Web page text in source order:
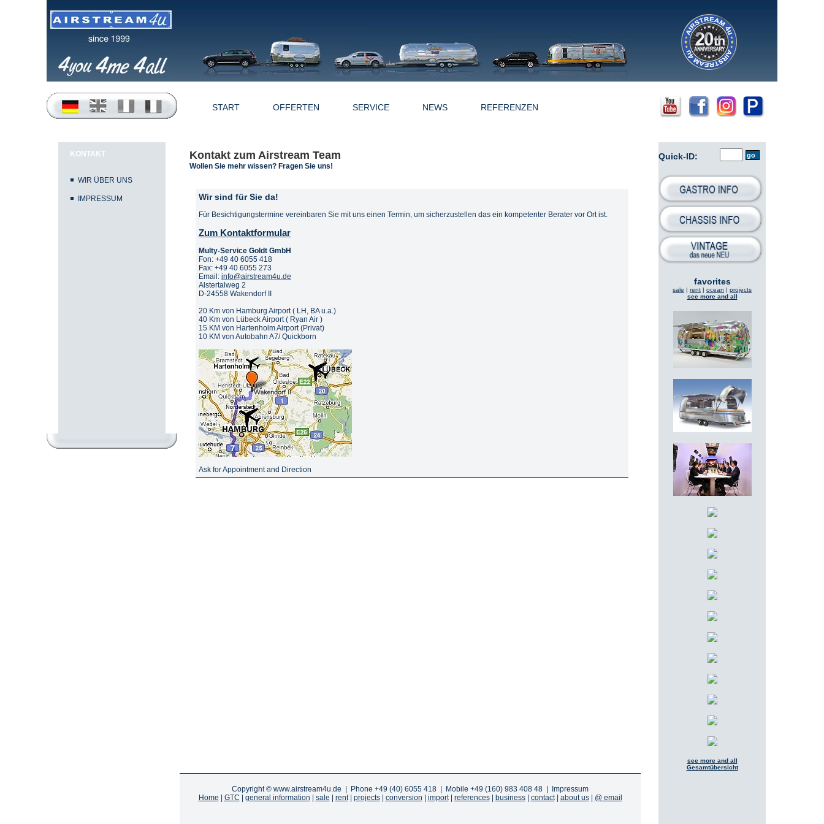
KONTAKT
WIR ÜBER UNS
IMPRESSUM
START OFFERTEN SERVICE NEWS REFERENZEN
Kontakt zum Airstream Team
Wollen Sie mehr wissen? Fragen Sie uns!
Wir sind für Sie da!
Für Besichtigungstermine vereinbaren Sie mit uns einen Termin, um sicherzustellen das ein kompetenter Berater vor Ort ist.
Zum Kontaktformular
Multy-Service Goldt GmbH
Fon: +49 40 6055 418
Fax: +49 40 6055 273
Email: info@airstream4u.de
Alstertalweg 2
D-24558 Wakendorf II
20 Km von Hamburg Airport ( LH, BA u.a.)
40 Km von Lübeck Airport ( Ryan Air )
15 KM von Hartenholm Airport (Privat)
10 KM von Autobahn A7/ Quickborn
Ask for Appointment and Direction
Quick-ID:
favorites
sale | rent | ocean | projects
see more and all
see more and all
Gesamtübersicht
Copyright © www.airstream4u.de | Phone +49 (40) 6055 418 | Mobile +49 (160) 983 408 48 |
Impressum
Home
GTC general information sale rent| projects| conversion import| references| business| contact| about us| @ email